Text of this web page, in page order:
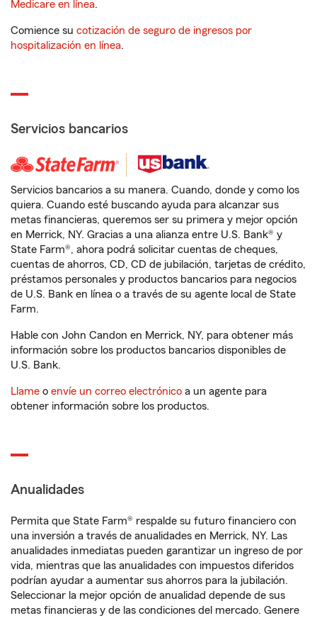
Medicare en línea.
Comience su cotización de seguro de ingresos por
hospitalización en línea.
Servicios bancarios
Servicios bancarios a su manera. Cuando, donde y como los
quiera. Cuando esté buscando ayuda para alcanzar sus
metas financieras, queremos ser su primera y mejor opción
en Merrick, NY. Gracias a una alianza entre U.S. Bank® y
State Farm®, ahora podrá solicitar cuentas de cheques,
cuentas de ahorros, CD, CD de jubilación, tarjetas de crédito,
préstamos personales y productos bancarios para negocios
de U.S. Bank en línea o a través de su agente local de State
Farm.
Hable con John Candon en Merrick, NY, para obtener más
información sobre los productos bancarios disponibles de
U.S. Bank.
Llame o envíe un correo electrónico a un agente para
obtener información sobre los productos.
Anualidades
Permita que State Farm® respalde su futuro financiero con
una inversión a través de anualidades en Merrick, NY. Las
anualidades inmediatas pueden garantizar un ingreso de por
vida, mientras que las anualidades con impuestos diferidos
podrían ayudar a aumentar sus ahorros para la jubilación.
Seleccionar la mejor opción de anualidad depende de sus
metas financieras y de las condiciones del mercado. Genere